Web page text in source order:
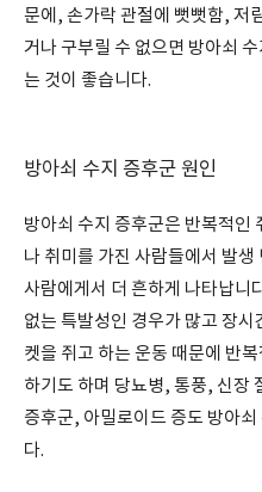
문에, 손가락 관절에 뻣뻣함, 저
거나 구부릴 수 없으면 방아쇠
는 것이 좋습니다.
방아쇠 수지 증후군 원인
방아쇠 수지 증후군은 반복적인
나 취미를 가진 사람들에서 발
사람에게서 더 흔하게 나타납니
없는 특발성인 경우가 많고 장
켓을 쥐고 하는 운동 때문에 반
하기도 하며 당뇨병, 통풍, 신장
증후군, 아밀로이드 증도 방아쇠
다.